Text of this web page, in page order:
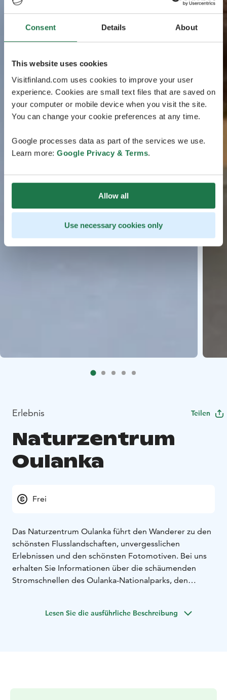
Consent Details About
This website uses cookies
Visitfinland.com uses cookies to improve your user
experience. Cookies are small text files that are saved on
your computer or mobile device when you visit the site.
You can change your cookie preferences at any time.
Google processes data as part of the services we use.
Learn more: Google Privacy & Terms.
Allow all
Use necessary cookies only
Erlebnis Teilen
Naturzentrum
Oulanka
Frei
Das Naturzentrum Oulanka führt den Wanderer zu den
schönsten Flusslandschaften, unvergesslichen
Erlebnissen und den schönsten Fotomotiven. Bei uns
erhalten Sie Informationen über die schäumenden
Stromschnellen des Oulanka-Nationalparks, den
Naturabenteuer im Naturzentrum Oulanka! Das
Lesen Sie die ausführliche Beschreibung